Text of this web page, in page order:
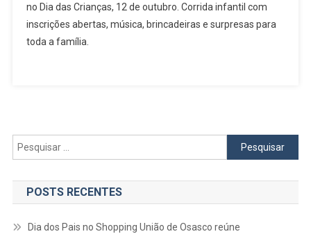
De
Osasco
A
Da
no Dia das Crianças, 12 de outubro. Corrida infantil com
inscrições abertas, música, brincadeiras e surpresas para
toda a família.
Pesquisar
por:
POSTS RECENTES
Dia dos Pais no Shopping União de Osasco reúne